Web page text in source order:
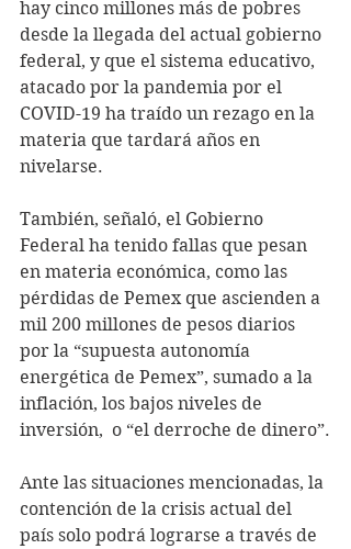
hay cinco millones más de pobres
desde la llegada del actual gobierno
federal, y que el sistema educativo,
atacado por la pandemia por el
COVID-19 ha traído un rezago en la
materia que tardará años en
nivelarse.
También, señaló, el Gobierno
Federal ha tenido fallas que pesan
en materia económica, como las
pérdidas de Pemex que ascienden a
mil 200 millones de pesos diarios
por la “supuesta autonomía
energética de Pemex”, sumado a la
inflación, los bajos niveles de
inversión,  o “el derroche de dinero”.
Ante las situaciones mencionadas, la
contención de la crisis actual del
país solo podrá lograrse a través de